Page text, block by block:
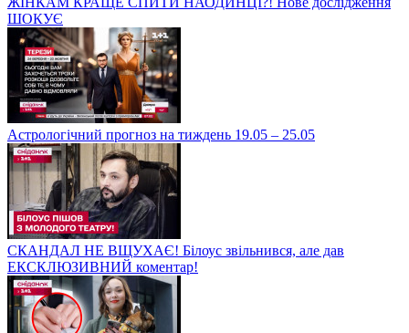
ШОКУЄ
Астрологічний прогноз на тиждень 19.05 – 25.05
СКАНДАЛ НЕ ВЩУХАЄ! Білоус звільнився, але дав
ЕКСКЛЮЗИВНИЙ коментар!